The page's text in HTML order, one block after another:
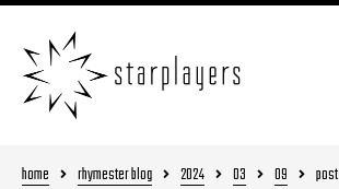
home rhymester blog 2024 03 09 post